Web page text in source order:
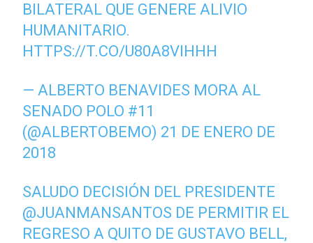
BILATERAL QUE GENERE ALIVIO
HUMANITARIO.
HTTPS://T.CO/U80A8VIHHH
— ALBERTO BENAVIDES MORA AL
SENADO POLO #11
(@ALBERTOBEMO) 21 DE ENERO DE
2018
SALUDO DECISIÓN DEL PRESIDENTE
@JUANMANSANTOS DE PERMITIR EL
REGRESO A QUITO DE GUSTAVO BELL,